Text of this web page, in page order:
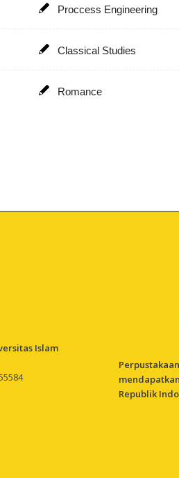
Proccess Engineering
Classical Studies
Romance
Islam
Republik